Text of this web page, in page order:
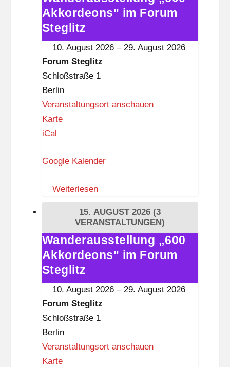
i
t
z
„600
Akkordeons"
im
Akkordeons" im Forum
Steglitz
10. August 2026 – 29. August 2026
Forum Steglitz
Schloßstraße 1
Berlin
Veranstaltungsort anschauen
KarteF
u
S
t
g
i
t
z
iCal
Google Kalender
Weiterlesen
15. AUGUST 2026 (3
VERANSTALTUNGEN)
Wanderausstellung
„600
Akkordeons"
im
Wanderausstellung „600
Akkordeons" im Forum
Steglitz
10. August 2026 – 29. August 2026
Forum Steglitz
Schloßstraße 1
Berlin
Veranstaltungsort anschauen
KarteF